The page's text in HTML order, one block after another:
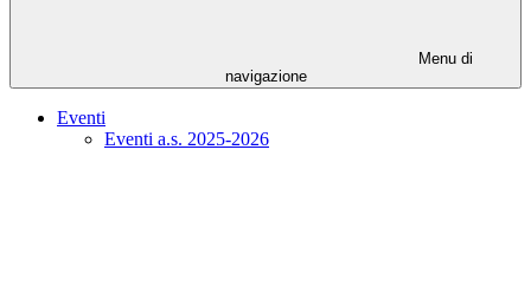
Menu di
navigazione
Eventi
Eventi a.s. 2025-2026